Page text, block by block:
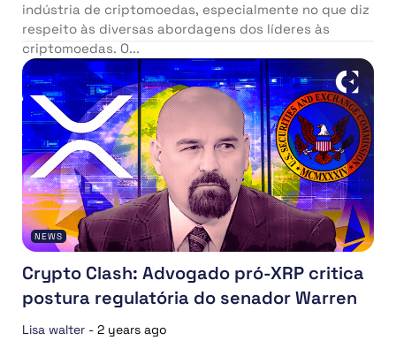
indústria de criptomoedas, especialmente no que diz
respeito às diversas abordagens dos líderes às
criptomoedas. O...
NEWS
Crypto Clash: Advogado pró-XRP critica
postura regulatória do senador Warren
Lisa walter - 2 years ago